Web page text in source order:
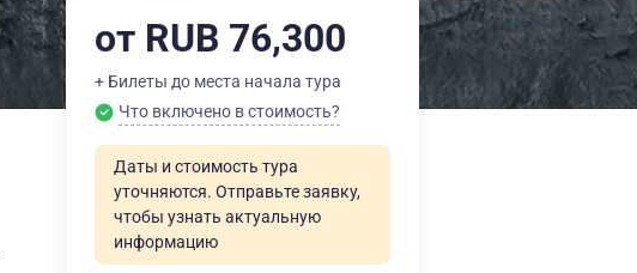
от RUB 76,300
+ Билеты до места начала тура
Что включено в стоимость?
Даты и стоимость тура
уточняются. Отправьте заявку,
чтобы узнать актуальную
информацию